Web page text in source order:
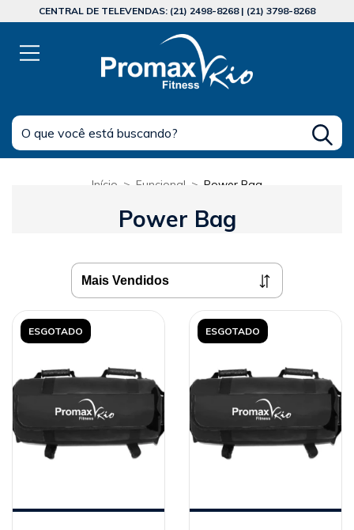
CENTRAL DE TELEVENDAS: (21) 2498-8268 | (21) 3798-8268
Início > Funcional > Power Bag
Power Bag
ESGOTADO ESGOTADO